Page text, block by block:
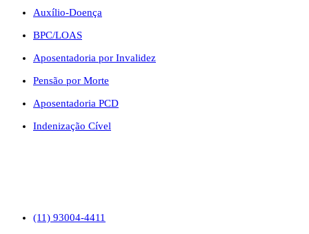
Auxílio-Doença
BPC/LOAS
Aposentadoria por Invalidez
Pensão por Morte
Aposentadoria PCD
Indenização Cível
(11) 93004-4411